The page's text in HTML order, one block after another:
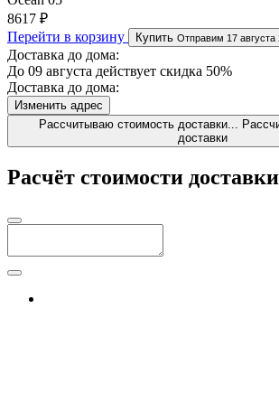
8617 ₽
Перейти в корзину
Купить Отправим 17 августа
Доставка до дома:
До 09 августа действует скидка 50%
Доставка до дома:
Изменить адрес
Рассчитываю стоимость доставки...
доставки
Расчёт стоимости доставки